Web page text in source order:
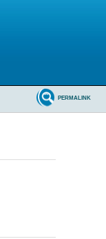
PERMALINK